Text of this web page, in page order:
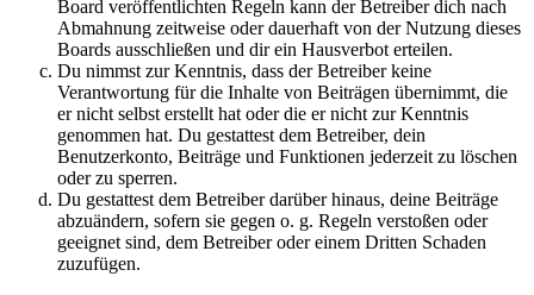
Board veröffentlichten Regeln kann der Betreiber dich nach
Abmahnung zeitweise oder dauerhaft von der Nutzung dieses
Boards ausschließen und dir ein Hausverbot erteilen.
Du nimmst zur Kenntnis, dass der Betreiber keine
Verantwortung für die Inhalte von Beiträgen übernimmt, die
er nicht selbst erstellt hat oder die er nicht zur Kenntnis
genommen hat. Du gestattest dem Betreiber, dein
Benutzerkonto, Beiträge und Funktionen jederzeit zu löschen
oder zu sperren.
Du gestattest dem Betreiber darüber hinaus, deine Beiträge
abzuändern, sofern sie gegen o. g. Regeln verstoßen oder
geeignet sind, dem Betreiber oder einem Dritten Schaden
zuzufügen.